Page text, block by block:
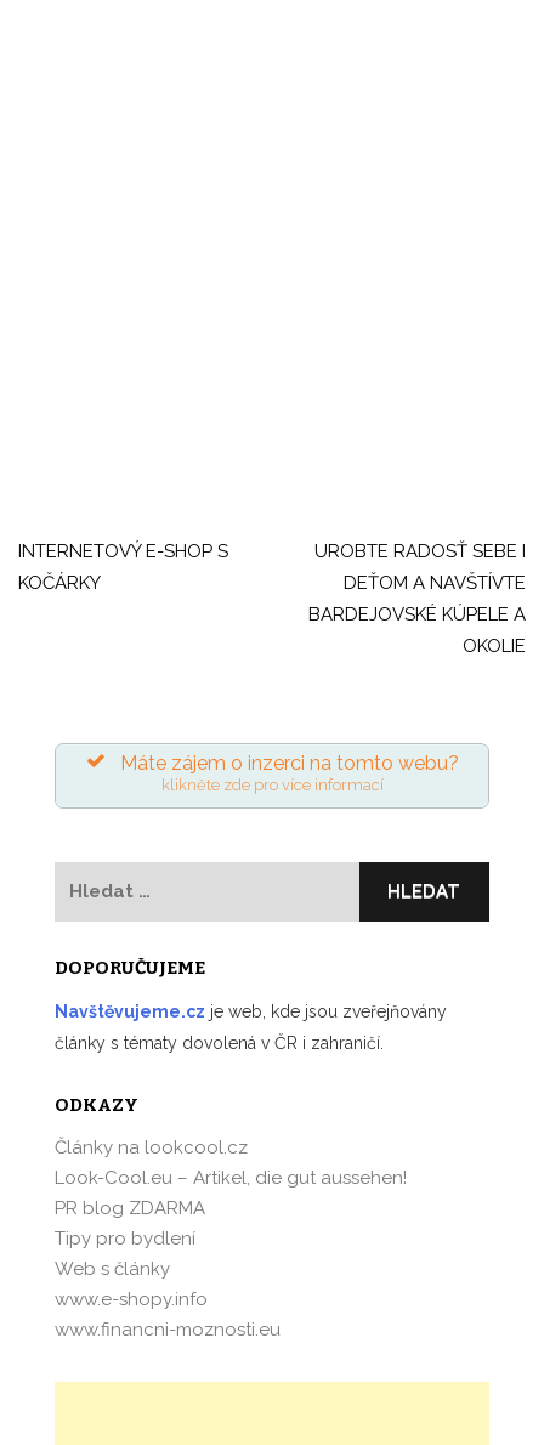
pro
příspěvek
INTERNETOVÝ E-SHOP S
KOČÁRKY
UROBTE RADOSŤ SEBE I
DEŤOM A NAVŠTÍVTE
BARDEJOVSKÉ KÚPELE A
OKOLIE
Máte zájem o inzerci na tomto webu?
klikněte zde pro více informací
DOPORUČUJEME
Navštěvujeme.cz je web, kde jsou zveřejňovány
články s tématy dovolená v ČR i zahraničí.
ODKAZY
Články na lookcool.cz
Look-Cool.eu – Artikel, die gut aussehen!
PR blog ZDARMA
Tipy pro bydlení
Web s články
www.e-shopy.info
www.financni-moznosti.eu